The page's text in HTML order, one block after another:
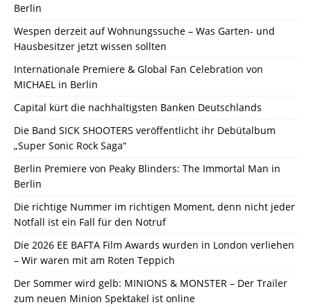
Berlin
Wespen derzeit auf Wohnungssuche – Was Garten- und
Hausbesitzer jetzt wissen sollten
Internationale Premiere & Global Fan Celebration von
MICHAEL in Berlin
Capital kürt die nachhaltigsten Banken Deutschlands
Die Band SICK SHOOTERS veröffentlicht ihr Debütalbum
„Super Sonic Rock Saga“
Berlin Premiere von Peaky Blinders: The Immortal Man in
Berlin
Die richtige Nummer im richtigen Moment, denn nicht jeder
Notfall ist ein Fall für den Notruf
Die 2026 EE BAFTA Film Awards wurden in London verliehen
– Wir waren mit am Roten Teppich
Der Sommer wird gelb: MINIONS & MONSTER – Der Trailer
zum neuen Minion Spektakel ist online